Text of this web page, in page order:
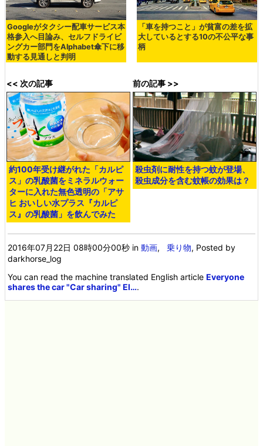
Googleがタクシー配車サービス本
格参入へ目論み、セルフドライビ
ングカー部門をAlphabet傘下に移
動する見通しと判明
「車を持つこと」が貧富の差を拡
大しているとする10の不公平な事
柄
<< 次の記事
約100年受け継がれた「カルピ
ス」の乳酸菌をミネラルウォー
ターに入れた無色透明の「アサ
ヒ おいしい水プラス『カルピ
ス』の乳酸菌」を飲んでみた
前の記事 >>
殺虫剤に耐性を持つ蚊が登場、
殺虫成分を含む蚊帳の効果は？
2016年07月22日 08時00分00秒 in動画,乗り物, Posted by
darkhorse_log
You can read the machine translated English articleEveryone
shares the car "Car sharing" El….